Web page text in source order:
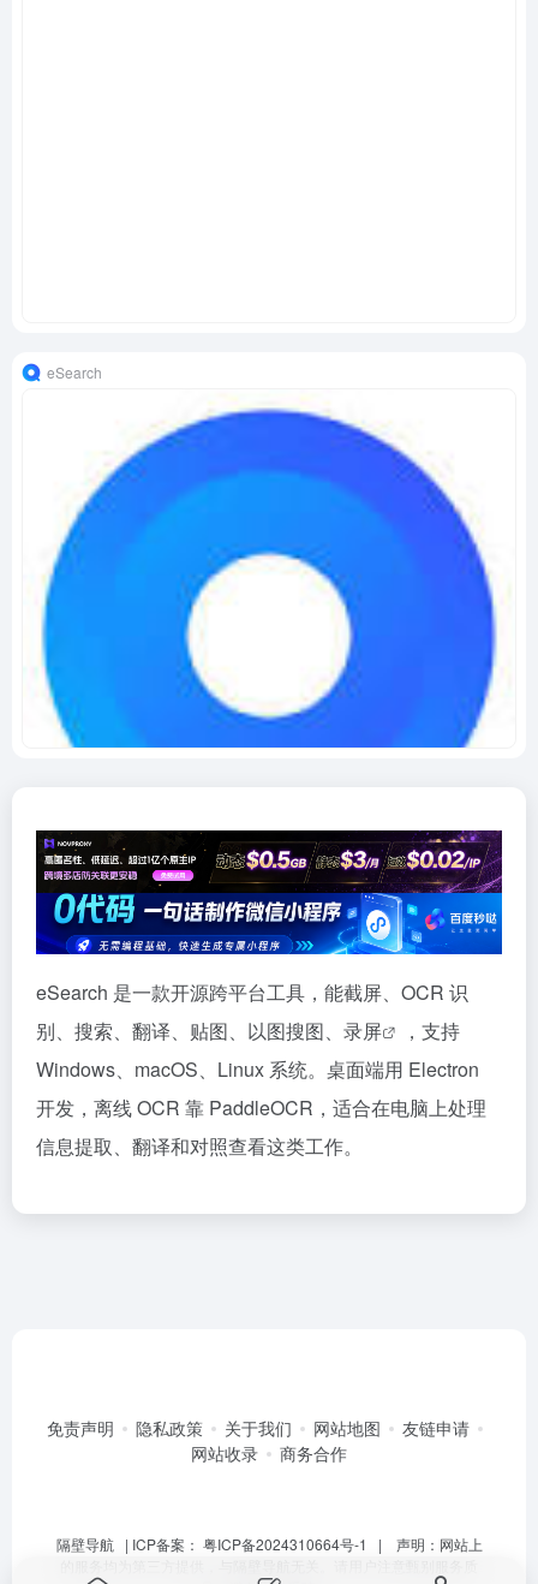
eSearch
eSearch 是一款开源跨平台工具，能截屏、OCR 识
别、搜索、翻译、贴图、以图搜图、 录屏
，支持
Windows、macOS、Linux 系统。桌面端用 Electron
开发，离线 OCR 靠 PaddleOCR，适合在电脑上处理
信息提取、翻译和对照查看这类工作。
免责声明 隐私政策 关于我们 网站地图
友链申请
网站收录
商务合作
隔壁导航| ICP备案： 粤ICP备2024310664号-1 | 声明：网站上